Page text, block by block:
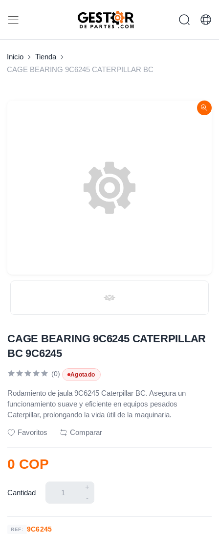
Inicio
Tienda
CAGE BEARING 9C6245 CATERPILLAR BC
CAGE BEARING 9C6245 CATERPILLAR
BC 9C6245
(0) Agotado
Rodamiento de jaula 9C6245 Caterpillar BC. Asegura un
funcionamiento suave y eficiente en equipos pesados
Caterpillar, prolongando la vida útil de la maquinaria.
Favoritos Comparar
0 COP
Cantidad
+
-
REF: 9C6245